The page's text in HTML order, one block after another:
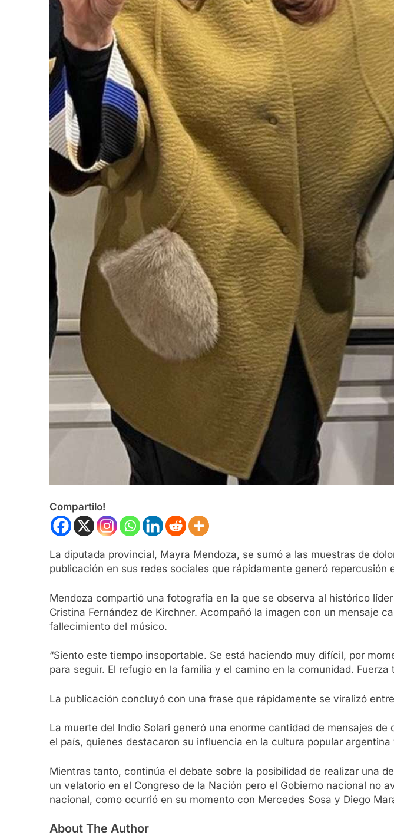
Compartilo!
La diputada provincial, Mayra Mendoza, se sumó a las muestras de
publicación en sus redes sociales que rápidamente generó repercusión
Mendoza compartió una fotografía en la que se observa al histórico
Cristina Fernández de Kirchner. Acompañó la imagen con un mensaje
fallecimiento del músico.
“Siento este tiempo insoportable. Se está haciendo muy difícil, por
para seguir. El refugio en la familia y el camino en la comunidad. Fuerza
La publicación concluyó con una frase que rápidamente se viralizó
La muerte del Indio Solari generó una enorme cantidad de mensajes
el país, quienes destacaron su influencia en la cultura popular
Mientras tanto, continúa el debate sobre la posibilidad de realizar una
un velatorio en el Congreso de la Nación pero el Gobierno nacional
nacional, como ocurrió en su momento con Mercedes Sosa y Diego
About The Author